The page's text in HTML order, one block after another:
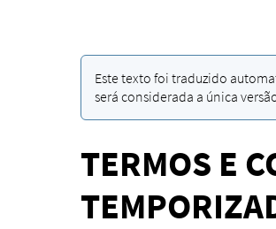
Este texto foi traduzido
será considerada a única
TERMOS E